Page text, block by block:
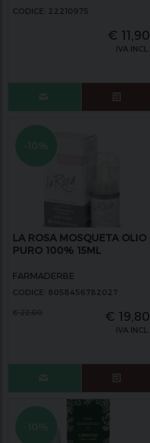
CODICE: 22210975
€ 11,90
IVA INCL.
LA ROSA MOSQUETA OLIO
PURO 100% 15ML
FARMADERBE
CODICE: 8058456782027
€ 19,80
IVA INCL.